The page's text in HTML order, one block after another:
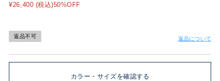
¥26,400 (税込)50%OFF
返品不可 返品について
カラー・サイズを確認する